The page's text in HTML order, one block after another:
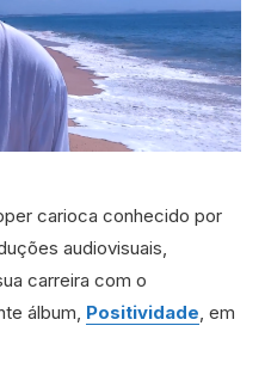
carioca conhecido por
audiovisuais,
carreira com o
álbum, Positividade , em